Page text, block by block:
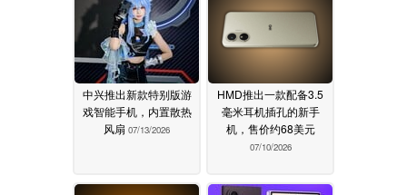
中兴推出新款特别版游
戏智能手机，内置散热
风扇 07/13/2026
HMD推出一款配备3.5
毫米耳机插孔的新手
机，售价约68美元
07/10/2026